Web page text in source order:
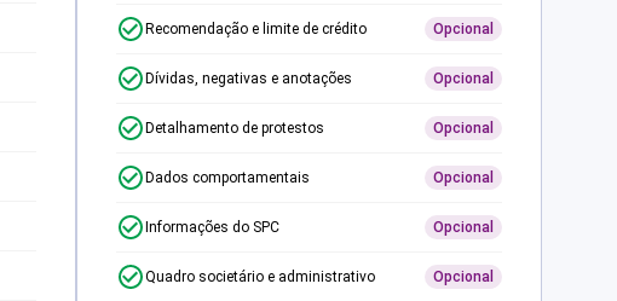
Recomendação e limite de crédito Opcional
Dívidas, negativas e anotações Opcional
Detalhamento de protestos Opcional
Dados comportamentais Opcional
Informações do SPC Opcional
Quadro societário e administrativo Opcional